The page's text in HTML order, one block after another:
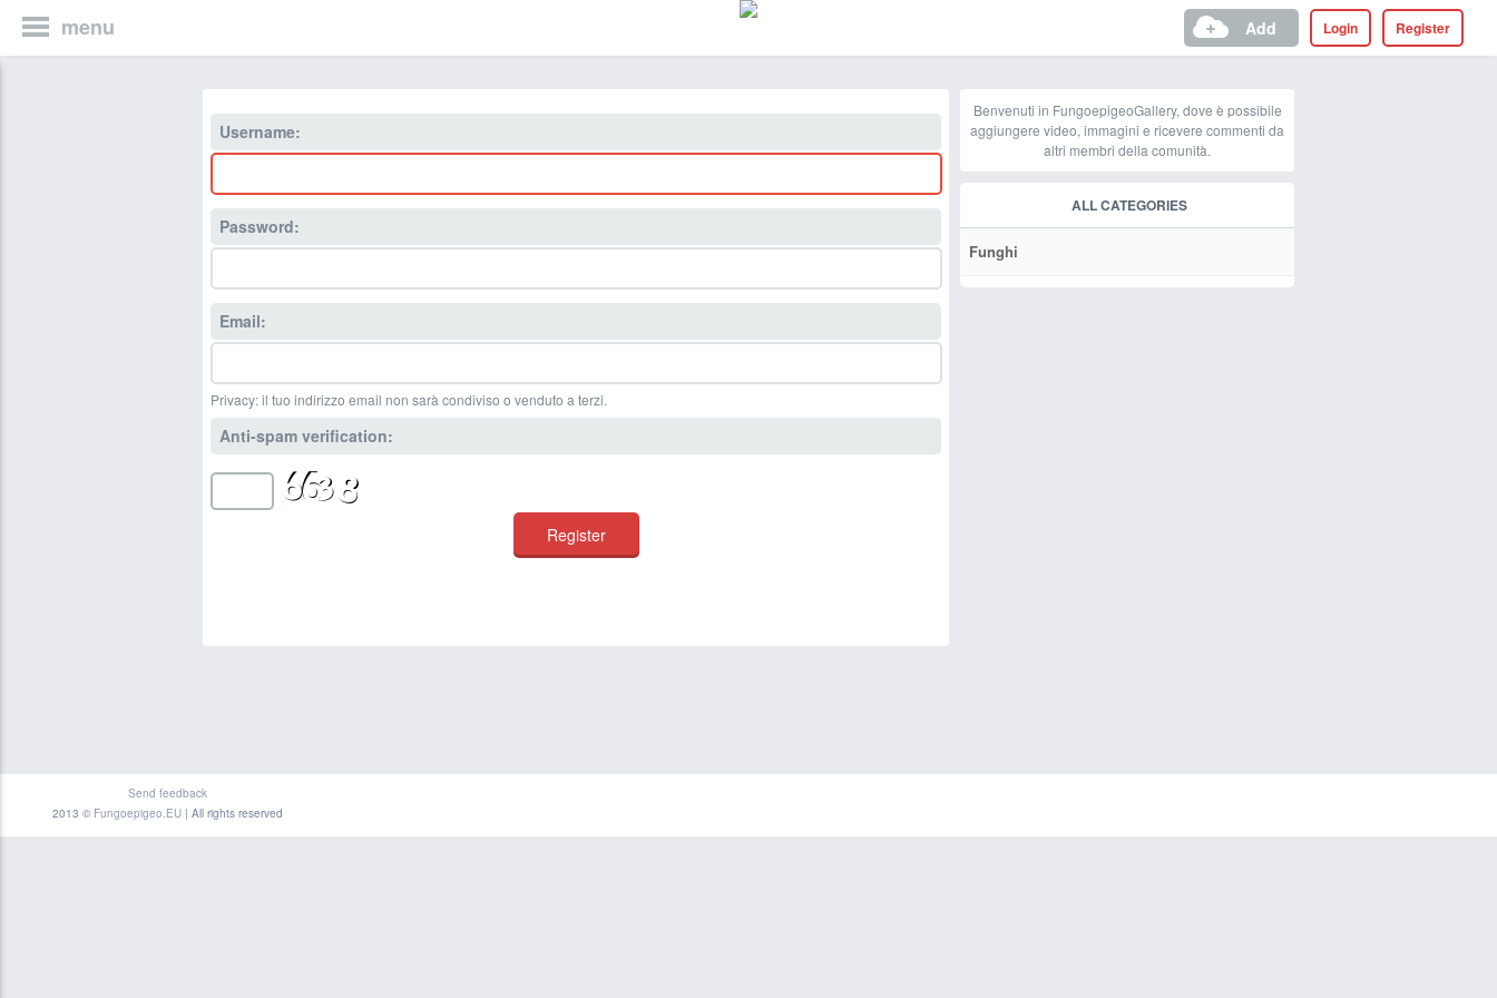
menu Register
Login
Add
Username:
Password:
Email:
Privacy: il tuo indirizzo email non sarà condiviso o venduto a terzi.
Anti-spam verification:
Benvenuti in FungoepigeoGallery, dove è possibile
aggiungere video, immagini e ricevere commenti da
altri membri della comunità.
ALL CATEGORIES
Funghi
Send feedback
2013 © Fungoepigeo.EU| All rights reserved